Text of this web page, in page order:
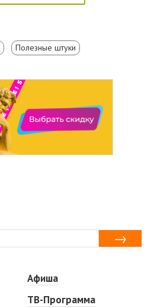
Полезные штуки
Афиша
ТВ-Программа